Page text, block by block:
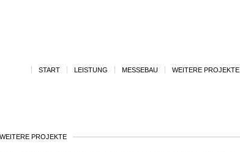
START LEISTUNG MESSEBAU WEITERE PROJEKTE
WEITERE PROJEKTE